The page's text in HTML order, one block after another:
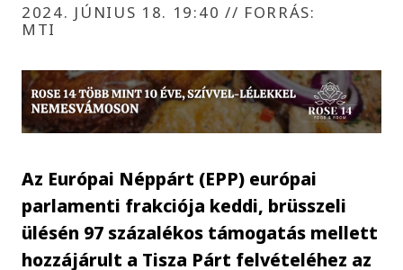
2024. JÚNIUS 18. 19:40 // FORRÁS:
MTI
Az Európai Néppárt (EPP) európai
parlamenti frakciója keddi, brüsszeli
ülésén 97 százalékos támogatás mellett
hozzájárult a Tisza Párt felvételéhez az